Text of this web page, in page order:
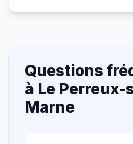
Questions
à Le Perreux-
Marne